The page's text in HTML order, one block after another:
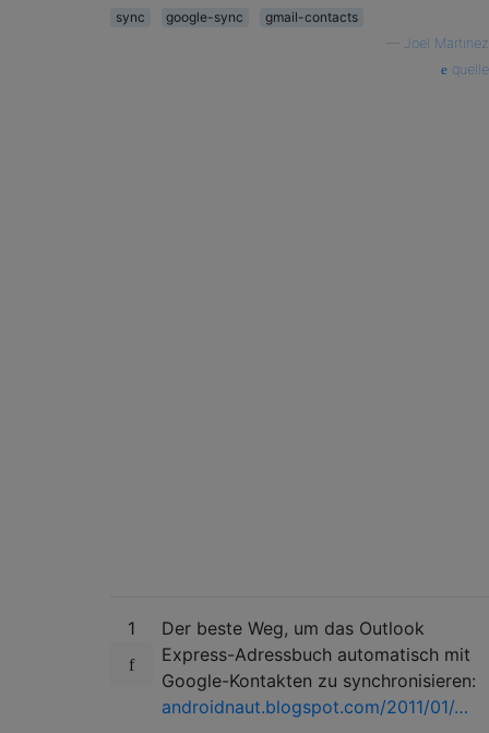
sync google-sync
gmail-contacts
Joel Martinez
quelle
1
Der beste Weg, um das Outlook
Express-Adressbuch automatisch mit
Google-Kontakten zu synchronisieren:
androidnaut.blogspot.com/2011/01/…